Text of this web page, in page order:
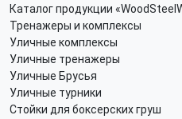
Каталог продукции
Тренажеры и комплексы
Уличные комплексы
Уличные тренажеры
Уличные Брусья
Уличные турники
Стойки для боксерских груш